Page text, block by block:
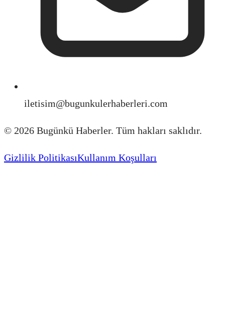
iletisim@bugunkulerhaberleri.com
© 2026 Bugünkü Haberler. Tüm hakları saklıdır.
Gizlilik PolitikasıKullanım Koşulları